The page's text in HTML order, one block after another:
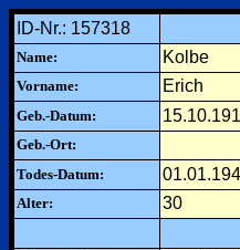
ID-Nr.: 157318
Name: Kolbe
Vorname: Erich
Geb.-Datum:
Geb.-Ort:
Todes-Datum:
Alter: 30